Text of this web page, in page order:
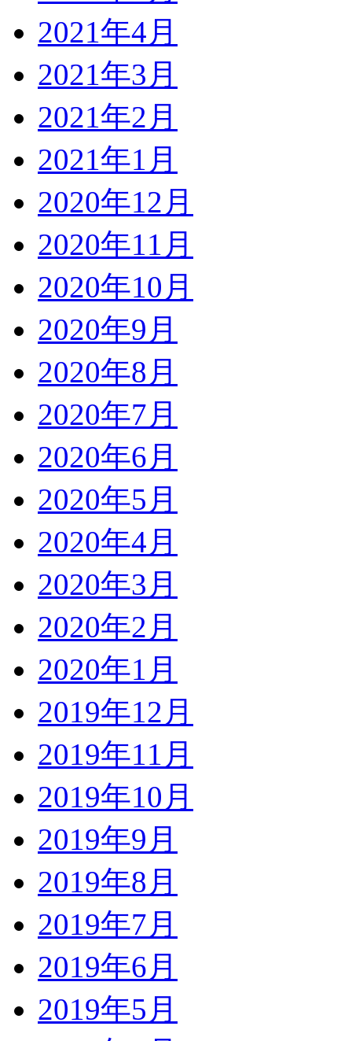
2021年4月
2021年3月
2021年2月
2021年1月
2020年12月
2020年11月
2020年10月
2020年9月
2020年8月
2020年7月
2020年6月
2020年5月
2020年4月
2020年3月
2020年2月
2020年1月
2019年12月
2019年11月
2019年10月
2019年9月
2019年8月
2019年7月
2019年6月
2019年5月